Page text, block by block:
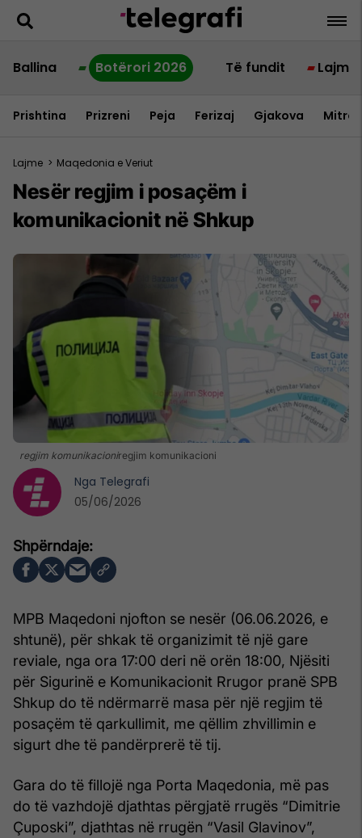
Ballina Botërori 2026 Të fundit Lajme
Prishtina Prizreni Peja Ferizaj Gjakova
Lajme > Maqedonia e Veriut
Nesër regjim i posaçëm i
komunikacionit në Shkup
regjim komunikacioniregjim komunikacioni
MPB Maqedoni njofton se nesër (06.06.2026, e
shtunë), për shkak të organizimit të një gare
reviale, nga ora 17:00 deri në orën 18:00, Njësiti
për Sigurinë e Komunikacionit Rrugor pranë SPB
Shkup do të ndërmarrë masa për një regjim të
posaçëm të qarkullimit, me qëllim zhvillimin e
sigurt dhe të pandërprerë të tij.
Gara do të fillojë nga Porta Maqedonia, më pas
do të vazhdojë djathtas përgjatë rrugës “Dimitrie
Çuposki”, djathtas në rrugën “Vasil Glavinov”,
Nga Telegrafi
05/06/2026